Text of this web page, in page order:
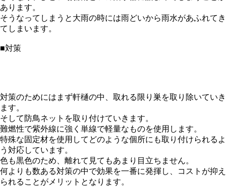
あります。
そうなってしまうと大雨の時には雨どいから雨水があふれてき
てしまいます。
■対策
対策のためにはまず軒樋の中、取れる限り巣を取り除いていき
ます。
そして防鳥ネットを取り付けていきます。
難燃性で紫外線に強く単線で軽量なものを使用します。
特殊な固定材を使用してどのような個所にも取り付けられるよ
う対応しています。
色も黒色のため、離れて見てもあまり目立ちません。
何よりも数ある対策の中で効果を一番に発揮し、コストが抑え
られることがメリットとなります。